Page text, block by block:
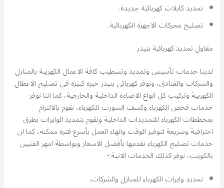
تمديد كابلات كهربائية جديدة.
تصليح محركات الاجهزة الكهربائية.
مقاول تمديد كهربائية بنيدر
لدينا خدمات تأسيس وتمديد وتشطيب كافة الاعمال الكهربية بالمنازل
والشركات والفنادق، ونوفر كهربائي بنيدر خبرة كبيرة في تصليح الاعطال
الكهربية وتركيب كل انواع الاضاءة الداخلية والخارجية، كما اننا نوفر
خدمات فحص الكهرباء وكشف الشورت للكهرباء، نقوم بالالتزام
بمخططات الكهرباء للتمديدات الداخلية ونقوم بتمديد الوايرات بطرق
احترافية وسريعة لتوفير الوقت وانهاء العمل بأسرع فترة ممكنه، كما ان
خدمات تصليح الكهرباء نقدمها بأفضل الاسعار وبواسطة امهر الفنيين
بالكويت، نوفر كذلك الخدمات الاتية:-
تمديد وايرات الكهرباء للمنازل والشركات.